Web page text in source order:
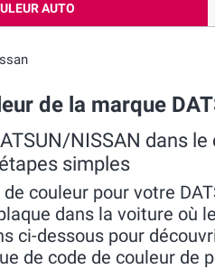
AUTO
de la marque
NISSAN dans
simples
couleur pour votre
dans la voiture où
ci-dessous pour
de code de couleur de